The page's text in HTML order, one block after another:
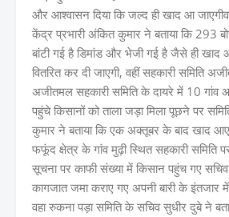
और आश्वासन दिया कि जल्द ही खाद आ
केंद्र प्रभारी अंकित कुमार ने बताया कि 293
बांटी गई है डिमांड और भेजी गई है जैसे ही खाद
वितरित कर दी जाएगी, वहीं सहकारी समिति
अजीतमल सहकारी समिति के दायरे में 10 गांव
पहुंचे किसानों को ताला जड़ा मिला पूछने पर
कुमार ने बताया कि एक अक्तूबर के बाद खाद
फफूंद क्षेत्र के गांव मुढ़ी स्थित सहकारी समिति
सूचना पर काफी संख्या में किसान पहुंच गए
कागजात जमा कराए गए अपनी बारी के इंतजार
वहा रुकना पड़ा समिति के सचिव सुधीर दुबे ने